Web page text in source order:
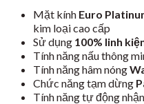
Mặt kính Euro
kim loại cao cấp
Sử dụng 100% linh
Tính năng nấu thông
Tính năng hâm nóng
Chức năng tạm dừng
Tính năng tự động